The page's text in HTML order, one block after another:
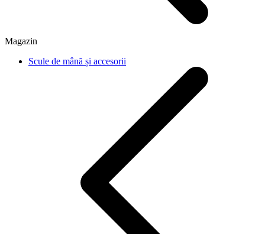
Magazin
Scule de mână și accesorii